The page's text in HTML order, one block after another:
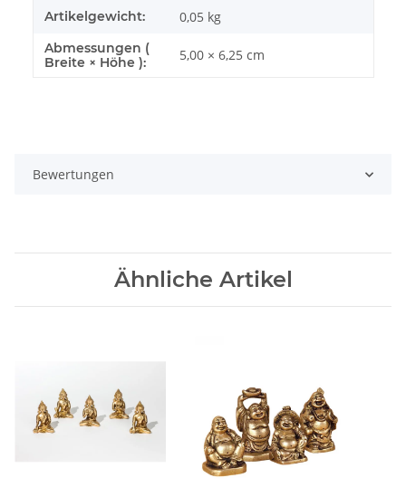
Artikelgewicht: 0,05 kg
Abmessungen (
Breite × Höhe ):
5,00 × 6,25 cm
Bewertungen
Ähnliche Artikel